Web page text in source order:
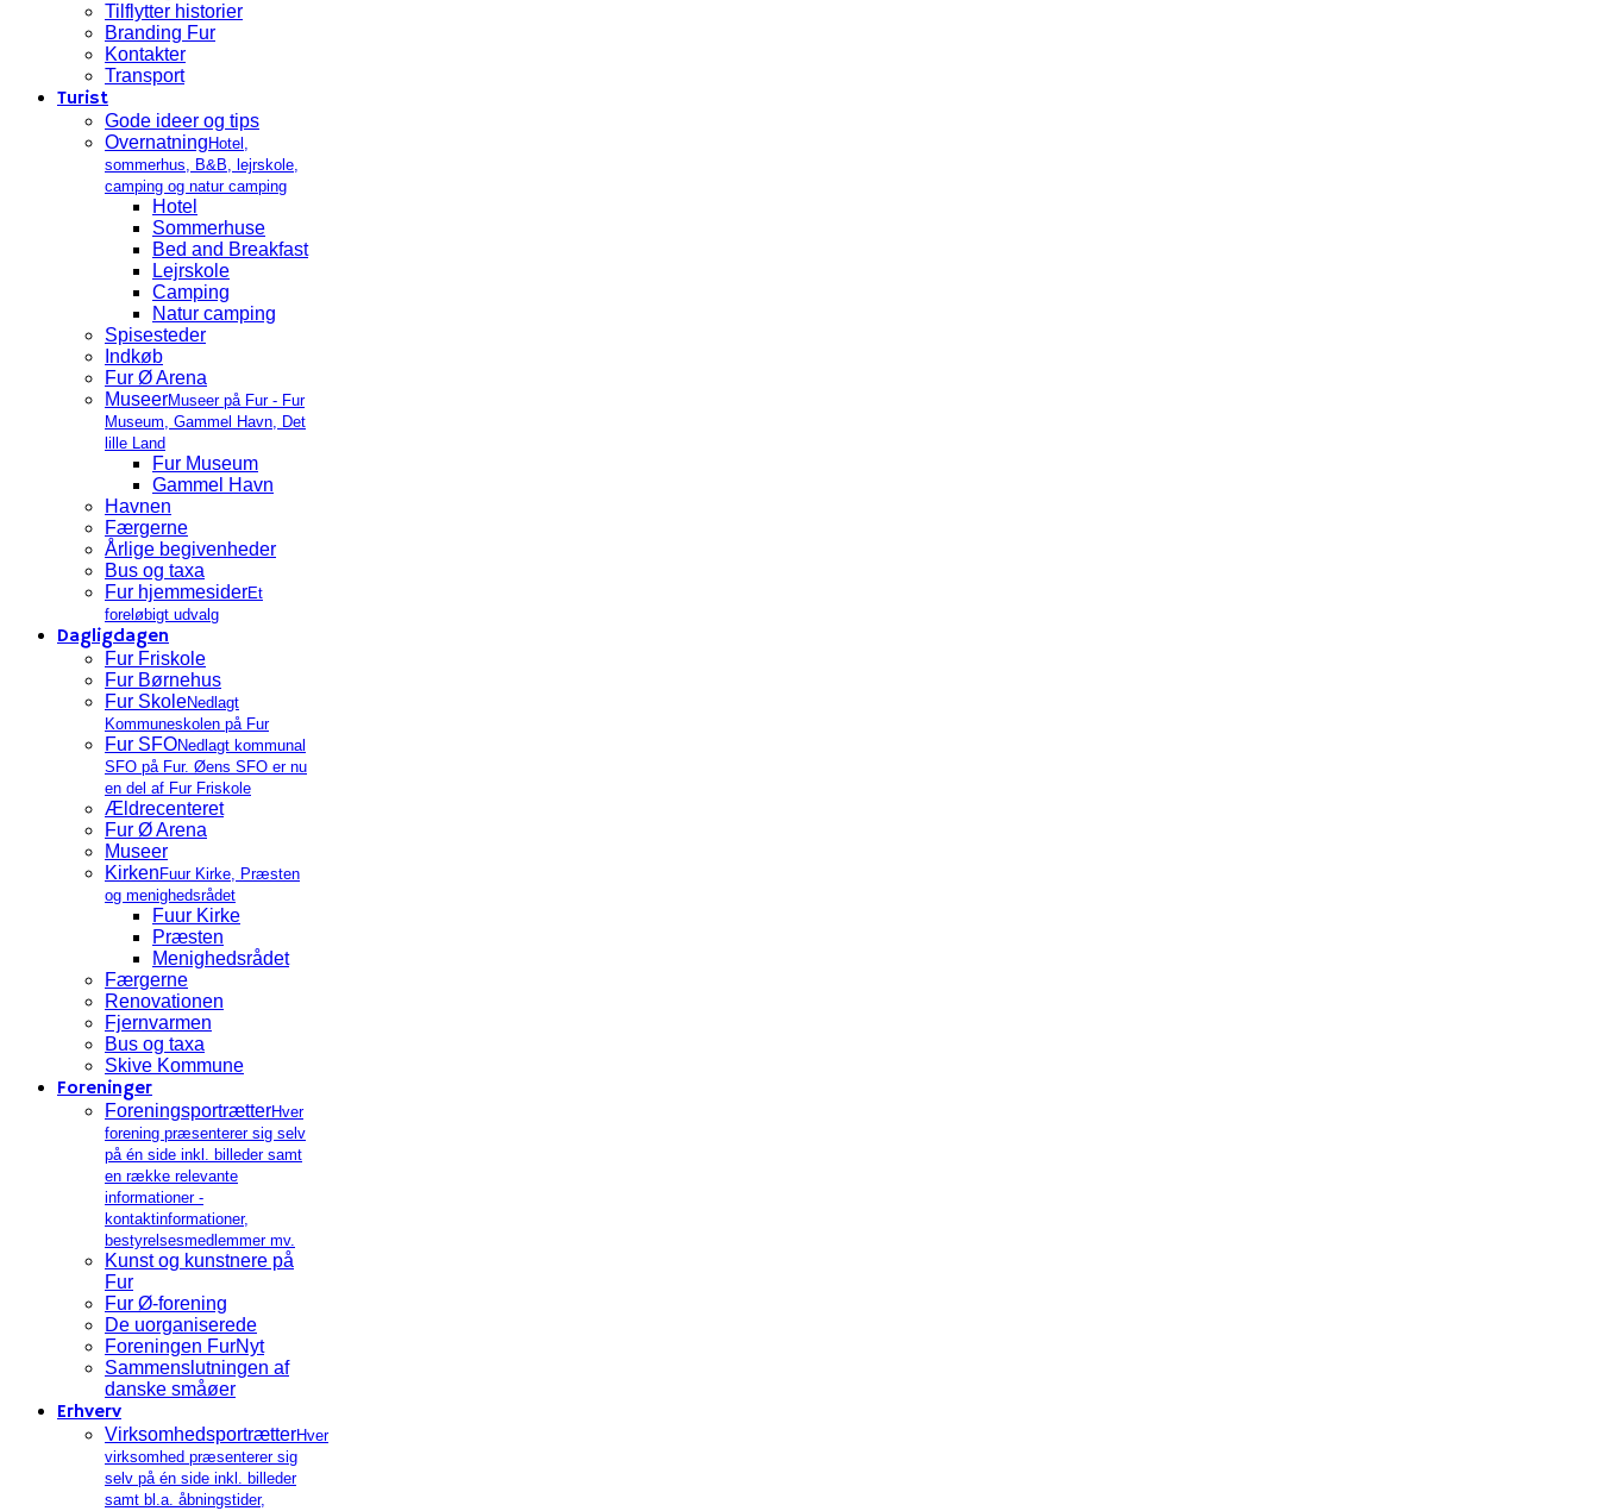
Tilflytter historier
Branding Fur
Kontakter
Transport
Turist
Gode ideer og tips
Overnatning Hotel,
sommerhus, B&B, lejrskole,
camping og natur camping
Hotel
Sommerhuse
Bed and Breakfast
Lejrskole
Camping
Natur camping
Spisesteder
Indkøb
Fur Ø Arena
MuseerMuseer på Fur - Fur
Museum, Gammel Havn, Det
lille Land
Fur Museum
Gammel Havn
Havnen
Færgerne
Årlige begivenheder
Bus og taxa
Fur hjemmesiderEt
foreløbigt udvalg
Dagligdagen
Fur Friskole
Fur Børnehus
Fur SkoleNedlagt
Kommuneskolen på Fur
Fur SFONedlagt kommunal
SFO på Fur. Øens SFO er nu
en del af Fur Friskole
Ældrecenteret
Fur Ø Arena
Museer
Kirken Fuur Kirke, Præsten
og menighedsrådet
Fuur Kirke
Præsten
Menighedsrådet
Færgerne
Renovationen
Fjernvarmen
Bus og taxa
Skive Kommune
Foreninger
ForeningsportrætterHver
forening præsenterer sig selv
på én side inkl. billeder samt
en række relevante
informationer -
kontaktinformationer,
bestyrelsesmedlemmer mv.
Kunst og kunstnere på
Fur
Fur Ø-forening
De uorganiserede
Foreningen FurNyt
Sammenslutningen af
danske småøer
Erhverv
VirksomhedsportrætterHver
virksomhed præsenterer sig
selv på én side inkl. billeder
samt bl.a. åbningstider,